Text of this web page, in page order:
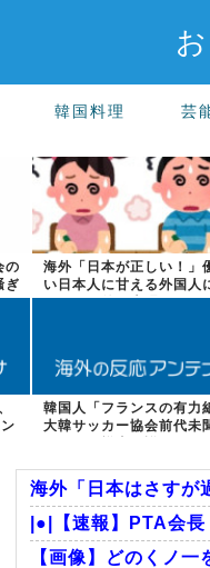
韓国料理 芸
の
ぎ
海外「日本が正しい！」
い日本人に甘える外国人
外が大騒ぎ
韓国人「フランスの有力
大韓サッカー協会前代未
海外「日本はさすが
|●|【速報】PTA会
【画像】どのくノ